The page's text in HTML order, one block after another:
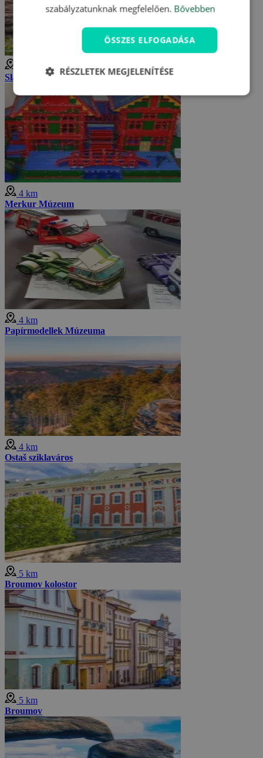
Slavenské sziklagombák
4 km
Merkur Múzeum
4 km
Papírmodellek Múzeuma
4 km
Ostaš sziklaváros
5 km
Broumov kolostor
5 km
Broumov
szabályzatunknak megfelelően. Bővebben
ÖSSZES ELFOGADÁSA
RÉSZLETEK MEGJELENÍTÉSE